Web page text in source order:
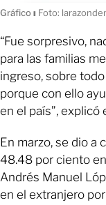
Gráficoı Foto:
“Fue sorpresivo,
para las familias
ingreso, sobre
porque con ello
en el país”, explicó
En marzo, se dio a
48.48 por ciento
Andrés Manuel
en el extranjero